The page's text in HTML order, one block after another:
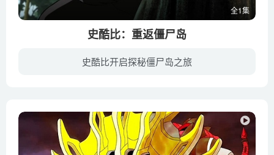
全1集
史酷比：重返僵尸岛
史酷比开启探秘僵尸岛之旅